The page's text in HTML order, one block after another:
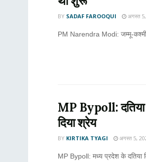
BY SADAF FAROOQUI अगस्त
PM Narendra Modi: जम्मू-
MP Bypoll: दतिया
दिया श्रेय
BY KIRTIKA TYAGI अगस्त 5,
MP Bypoll: मध्य प्रदेश के दतिया